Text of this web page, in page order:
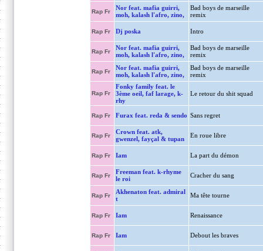
Rap Fr
Nor feat. mafia guirri,
moh, kalash l'afro, zino,
Bad boys de marseille
remix
Rap Fr Dj poska Intro
Rap Fr
Nor feat. mafia guirri,
moh, kalash l'afro, zino,
Bad boys de marseille
remix
Rap Fr
Nor feat. mafia guirri,
moh, kalash l'afro, zino,
Bad boys de marseille
remix
Rap Fr
Fonky family feat. le
3ème oeil, faf larage, k-
rhy
Le retour du shit squad
Rap Fr Furax feat. reda & sendo Sans regret
Rap Fr
Crown feat. atk,
gwenzel, fayçal & tupan
En roue libre
Rap Fr Iam La part du démon
Rap Fr
Freeman feat. k-rhyme
le roi
Cracher du sang
Rap Fr
Akhenaton feat. admiral
t
Ma tête tourne
Rap Fr Iam Renaissance
Rap Fr Iam Debout les braves